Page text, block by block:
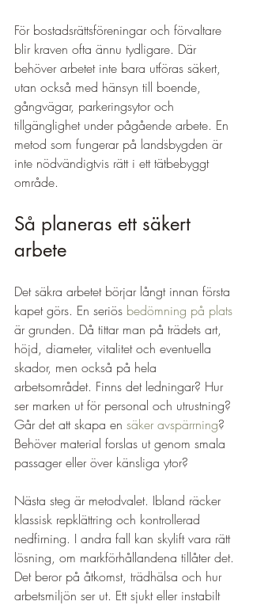
För bostadsrättsföreningar och förvaltare
blir kraven ofta ännu tydligare. Där
behöver arbetet inte bara utföras säkert,
utan också med hänsyn till boende,
gångvägar, parkeringsytor och
tillgänglighet under pågående arbete. En
metod som fungerar på landsbygden är
inte nödvändigtvis rätt i ett tätbebyggt
område.
Så planeras ett säkert
arbete
Det säkra arbetet börjar långt innan första
kapet görs. En seriös bedömning på plats
är grunden. Då tittar man på trädets art,
höjd, diameter, vitalitet och eventuella
skador, men också på hela
arbetsområdet. Finns det ledningar? Hur
ser marken ut för personal och utrustning?
Går det att skapa en säker avspärrning?
Behöver material forslas ut genom smala
passager eller över känsliga ytor?
Nästa steg är metodvalet. Ibland räcker
klassisk repklättring och kontrollerad
nedfirning. I andra fall kan skylift vara rätt
lösning, om markförhållandena tillåter det.
Det beror på åtkomst, trädhälsa och hur
arbetsmiljön ser ut. Ett sjukt eller instabilt